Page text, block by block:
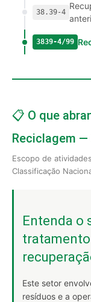
38.39-4
3839-4/99
📋 O que
Reciclagem —
Escopo de
Classificação
Entenda o
Este setor
resíduos e a